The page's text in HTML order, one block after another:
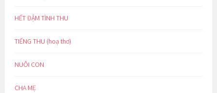
HẾT ĐẬM TÌNH THU
TIẾNG THU (hoạ thơ)
NUÔI CON
CHA MẸ